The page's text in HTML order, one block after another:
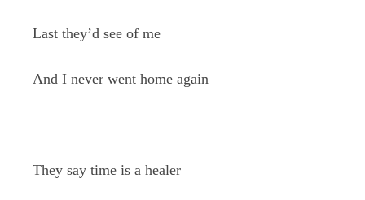
Last they’d see of me
And I never went home again
They say time is a healer